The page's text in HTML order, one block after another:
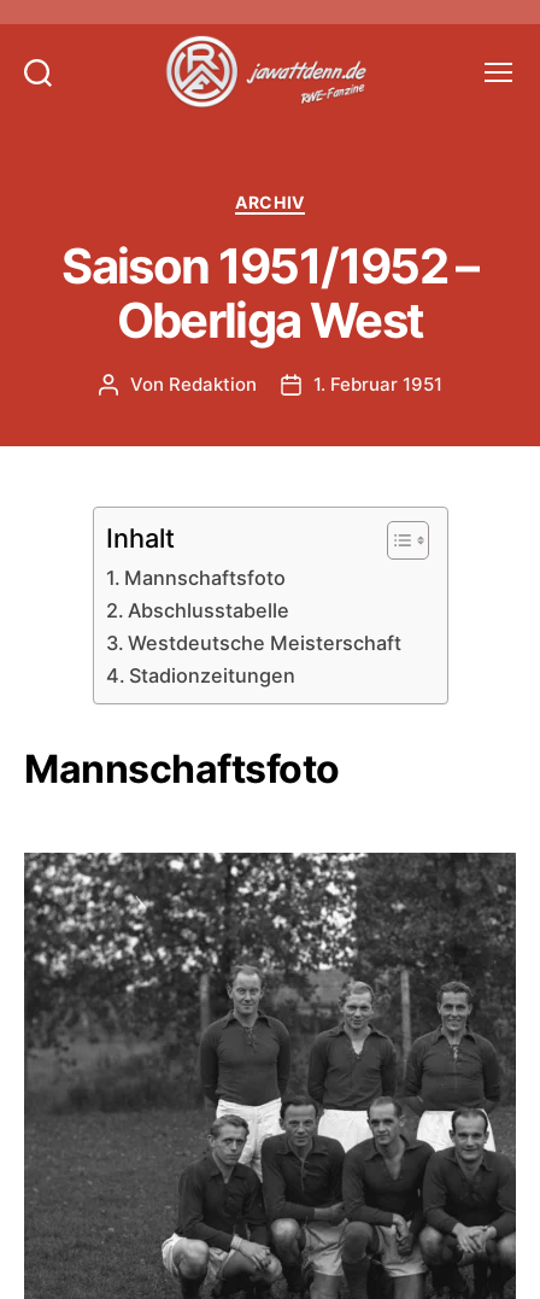
Kategorien
ARCHIV
Saison 1951/1952 –
Oberliga West
Beitragsautor
Von Redaktion Veröffentlichungsdatum
1. Februar 1951
Inhalt
Mannschaftsfoto
Abschlusstabelle
Westdeutsche Meisterschaft
Stadionzeitungen
Mannschaftsfoto